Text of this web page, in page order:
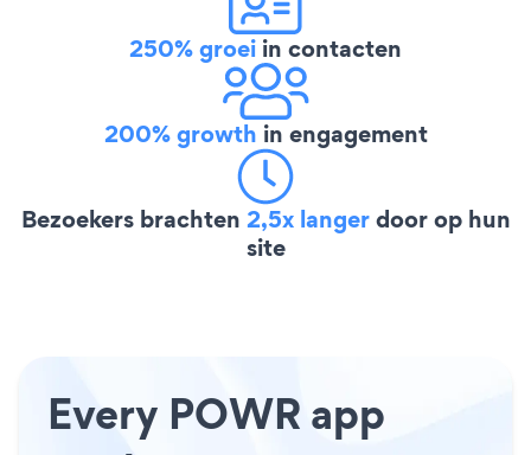
250% groei in contacten
200% growth in engagement
Bezoekers brachten 2,5x langerdoor op hun
site
Every POWR app